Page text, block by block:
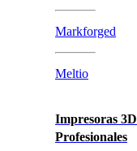
Markforged
Meltio
Impresoras 3D
Profesionales